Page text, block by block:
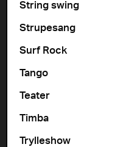
String swing
Strupesang
Surf Rock
Tango
Teater
Timba
Trylleshow
info@cosmopolite.no
Gå til vår spilleliste
Støttet av